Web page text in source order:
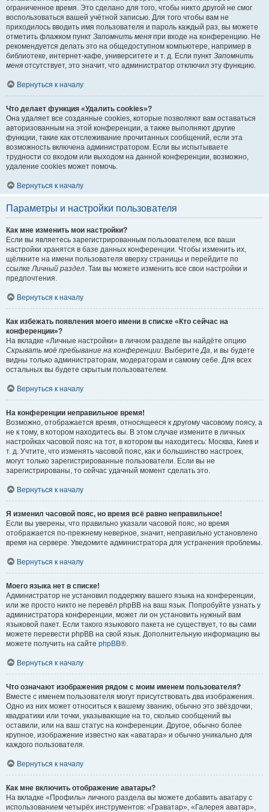
ограниченное время. Это сделано для того, чтобы никто другой не смог
воспользоваться вашей учётной записью. Для того чтобы вам не
приходилось вводить имя пользователя и пароль каждый раз, вы можете
отметить флажком пункт Запомнить меня при входе на конференцию. Не
рекомендуется делать это на общедоступном компьютере, например в
библиотеке, интернет-кафе, университете и т. д. Если пункт Запомнить
меня отсутствует, это значит, что администратор отключил эту функцию.
Вернуться к началу
Что делает функция «Удалить cookies»?
Она удаляет все созданные cookies, которые позволяют вам оставаться
авторизованным на этой конференции, а также выполняют другие
функции, такие как отслеживание прочитанных сообщений, если эта
возможность включена администратором. Если вы испытываете
трудности со входом или выходом на данной конференции, возможно,
удаление cookies может помочь.
Вернуться к началу
Параметры и настройки пользователя
Как мне изменить мои настройки?
Если вы являетесь зарегистрированным пользователем, все ваши
настройки хранятся в базе данных конференции. Чтобы изменить их,
щёлкните на имени пользователя вверху страницы и перейдите по
ссылкеЛичный раздел. Там вы можете изменить все свои настройки и
предпочтения.
Вернуться к началу
Как избежать появления моего имени в списке «Кто сейчас на
конференции»?
На вкладке «Личные настройки» в личном разделе вы найдёте опцию
Скрывать моё пребывание на конференции. ВыберитеДа, и вы будете
видны только администраторам, модераторам и самому себе. Для всех
остальных вы будете скрытым пользователем.
Вернуться к началу
На конференции неправильное время!
Возможно, отображается время, относящееся к другому часовому поясу, а
не к тому, в котором находитесь вы. В этом случае измените в личных
настройках часовой пояс на тот, в котором вы находитесь: Москва, Киев и
т. д. Учтите, что изменять часовой пояс, как и большинство настроек,
могут только зарегистрированные пользователи. Если вы не
зарегистрированы, то сейчас удачный момент сделать это.
Вернуться к началу
Я изменил часовой пояс, но время всё равно неправильное!
Если вы уверены, что правильно указали часовой пояс, но время
отображается по-прежнему неверное, значит, неправильно установлено
время на сервере. Уведомите администратора для устранения проблемы.
Вернуться к началу
Моего языка нет в списке!
Администратор не установил поддержку вашего языка на конференции,
или же просто никто не перевёл phpBB на ваш язык. Попробуйте узнать у
администратора конференции, может ли он установить нужный вам
языковой пакет. Если такого языкового пакета не существует, то вы сами
можете перевести phpBB на свой язык. Дополнительную информацию вы
можете получить на сайте phpBB®.
Вернуться к началу
Что означают изображения рядом с моим именем пользователя?
Вместе с именем пользователя могут присутствовать два изображения.
Одно из них может относиться к вашему званию, обычно это звёздочки,
квадратики или точки, указывающие на то, сколько сообщений вы
оставили, или на ваш статус на конференции. Другое, обычно более
крупное, изображение известно как «аватара» и обычно уникально для
каждого пользователя.
Вернуться к началу
Как мне включить отображение аватары?
На вкладке «Профиль» личного раздела вы можете добавить аватару с
использованием четырёх инструментов: «Граватар», «Галерея аватар»,